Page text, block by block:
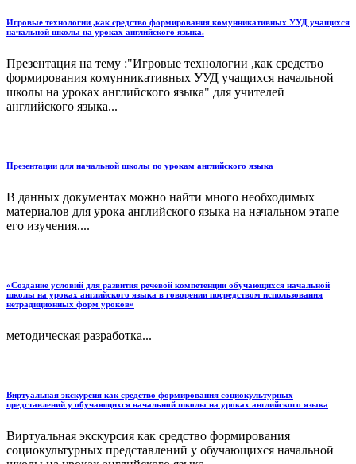
Игровые технологии ,как средство формирования комунникативных УУД учащихся
начальной школы на уроках английского языка.
Презентация на тему :"Игровые технологии ,как средство
формирования комунникативных УУД учащихся начальной
школы на уроках английского языка" для учителей
английского языка...
Презентации для начальной школы по урокам английского языка
В данных документах можно найти много необходимых
материалов для урока английского языка на начальном этапе
его изучения....
«Создание условий для развития речевой компетенции обучающихся начальной
школы на уроках английского языка в говорении посредством использования
нетрадиционных форм уроков»
методическая разработка...
Виртуальная экскурсия как средство формирования социокультурных
представлений у обучающихся начальной школы на уроках английского языка
Виртуальная экскурсия как средство формирования
социокультурных представлений у обучающихся начальной